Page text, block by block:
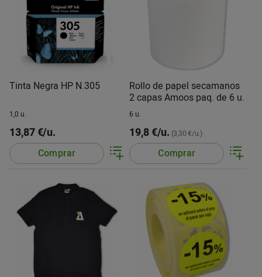
Tinta Negra HP N.305
1,0 u.
13,87 €/u.
Comprar
Rollo de papel secamanos
2 capas Amoos paq. de 6 u.
6 u.
19,8 €/u. (3,30 €/u.)
Comprar